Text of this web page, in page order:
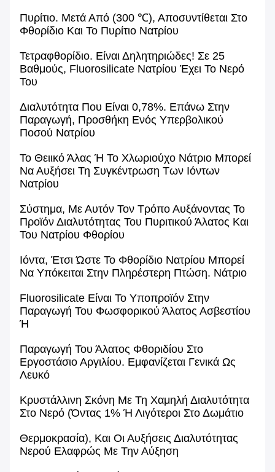
Πυρίτιο. Μετά Από (300 ℃), Αποσυντίθεται Στο
Φθορίδιο Και Το Πυρίτιο Νατρίου
Τετραφθορίδιο. Είναι Δηλητηριώδες! Σε 25
Βαθμούς, Fluorosilicate Νατρίου Έχει Το Νερό
Του
Διαλυτότητα Που Είναι 0,78%. Επάνω Στην
Παραγωγή, Προσθήκη Ενός Υπερβολικού
Ποσού Νατρίου
Το Θειικό Άλας Ή Το Χλωριούχο Νάτριο Μπορεί
Να Αυξήσει Τη Συγκέντρωση Των Ιόντων
Νατρίου
Σύστημα, Με Αυτόν Τον Τρόπο Αυξάνοντας Το
Προϊόν Διαλυτότητας Του Πυριτικού Άλατος Και
Του Νατρίου Φθορίου
Ιόντα, Έτσι Ώστε Το Φθορίδιο Νατρίου Μπορεί
Να Υπόκειται Στην Πληρέστερη Πτώση. Νάτριο
Fluorosilicate Είναι Το Υποπροϊόν Στην
Παραγωγή Του Φωσφορικού Άλατος Ασβεστίου
Ή
Παραγωγή Του Άλατος Φθοριδίου Στο
Εργοστάσιο Αργιλίου. Εμφανίζεται Γενικά Ως
Λευκό
Κρυστάλλινη Σκόνη Με Τη Χαμηλή Διαλυτότητα
Στο Νερό (όντας 1% Ή Λιγότεροι Στο Δωμάτιο
Θερμοκρασία), Και Οι Αυξήσεις Διαλυτότητας
Νερού Ελαφρώς Με Την Αύξηση